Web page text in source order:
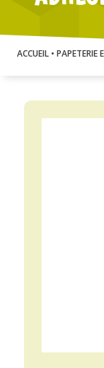
ACCUEIL • PAPETERIE